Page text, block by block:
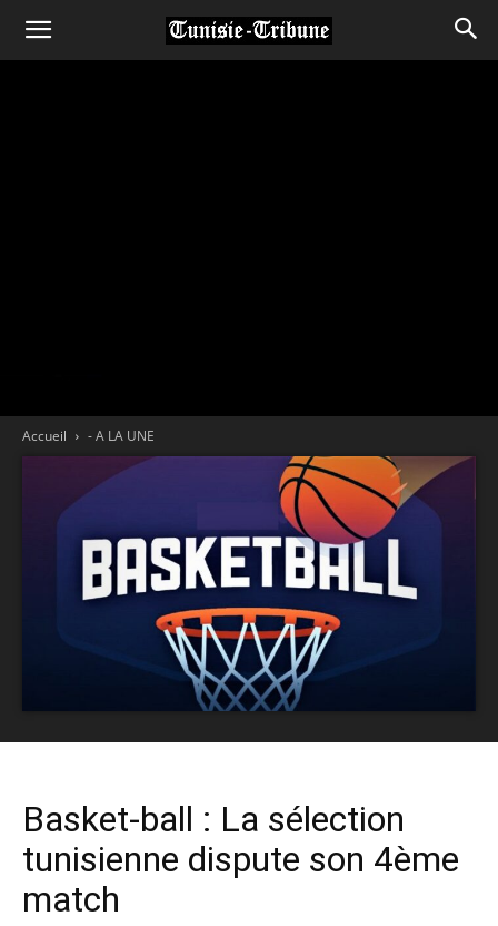
Accueil - A LA UNE
Basket-ball : La sélection
tunisienne dispute son 4ème
match